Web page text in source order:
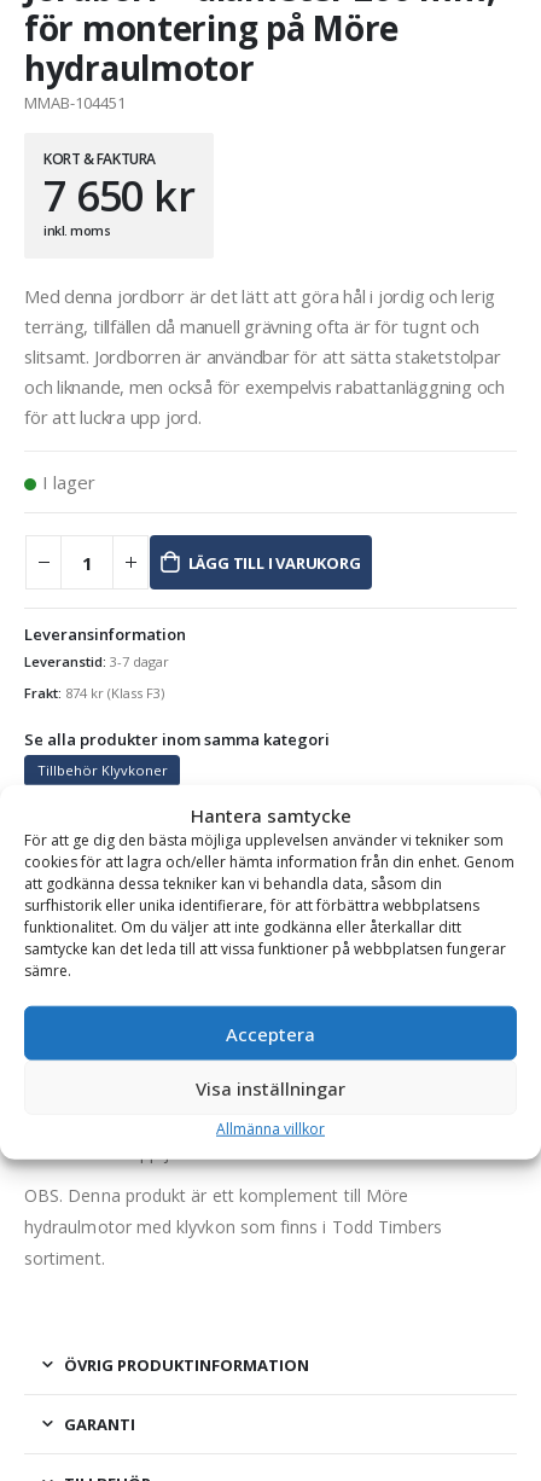
Hantera samtycke
För att ge dig den bästa möjliga upplevelsen använder vi tekniker som
cookies för att lagra och/eller hämta information från din enhet. Genom
att godkänna dessa tekniker kan vi behandla data, såsom din
surfhistorik eller unika identifierare, för att förbättra webbplatsens
funktionalitet. Om du väljer att inte godkänna eller återkallar ditt
samtycke kan det leda till att vissa funktioner på webbplatsen fungerar
sämre.
Acceptera
Visa inställningar
Allmänna villkor
för montering på Möre
hydraulmotor
MMAB-104451
KORT & FAKTURA
7 650 kr
inkl. moms
Med denna jordborr är det lätt att göra hål i jordig och lerig
terräng, tillfällen då manuell grävning ofta är för tugnt och
slitsamt. Jordborren är användbar för att sätta staketstolpar
och liknande, men också för exempelvis rabattanläggning och
för att luckra upp jord.
I lager
LÄGG TILL I VARUKORG
Leveransinformation
Leveranstid: 3-7 dagar
Frakt: 874 kr (Klass F3)
Se alla produkter inom samma kategori
Tillbehör Klyvkoner
BESKRIVNING
Jordborr – diameter 200 mm, för montering på Möre
hydraulmotor
Med denna jordborr är det lätt att göra hål i jordig och lerig
terräng, tillfällen då manuell grävning ofta är för tugnt och
slitsamt. Jordborren är användbar för att sätta staketstolpar
och liknande, men också för exempelvis rabattanläggning och
OBS. Denna produkt är ett komplement till Möre
hydraulmotor med klyvkon som finns i Todd Timbers
sortiment.
ÖVRIG PRODUKTINFORMATION
GARANTI